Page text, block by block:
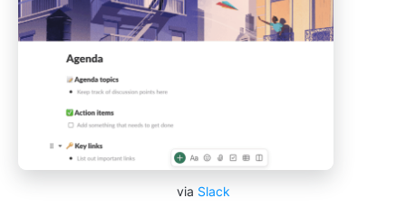
via Slack